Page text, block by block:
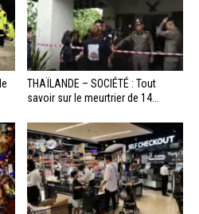
THAÏLANDE – SOCIÉTÉ : Tout
savoir sur le meurtrier de 14...